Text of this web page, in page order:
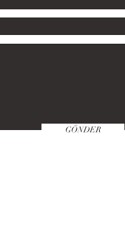
GÖNDER